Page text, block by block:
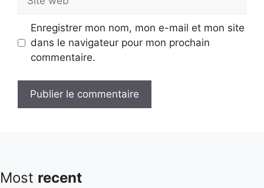
web
Enregistrer mon nom, mon e-mail et mon site
dans le navigateur pour mon prochain
commentaire.
Most recent